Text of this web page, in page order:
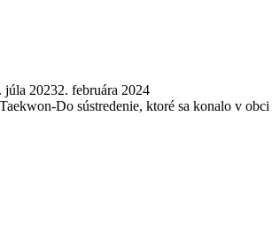
júla 20232. februára 2024
Do sústredenie, ktoré sa konalo v